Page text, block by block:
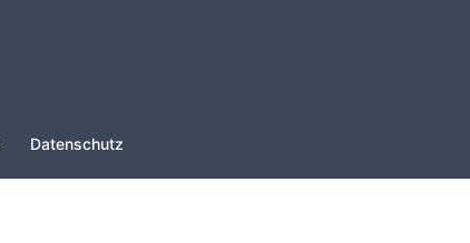
Datenschutz